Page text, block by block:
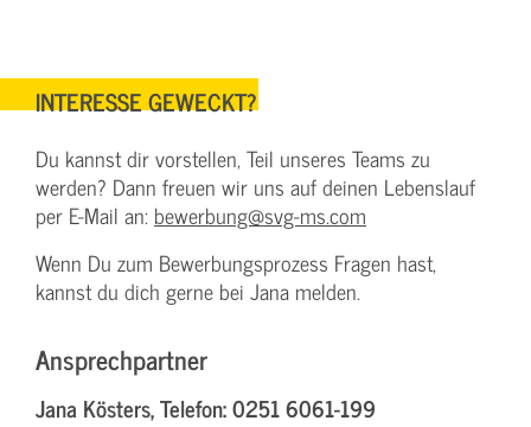
INTERESSE GEWECKT?
Du kannst dir vorstellen, Teil unseres Teams zu
werden? Dann freuen wir uns auf deinen Lebenslauf
per E-Mail an: bewerbung@svg-ms.com
Wenn Du zum Bewerbungsprozess Fragen hast,
kannst du dich gerne bei Jana melden.
Ansprechpartner
Jana Kösters, Telefon: 0251 6061-199